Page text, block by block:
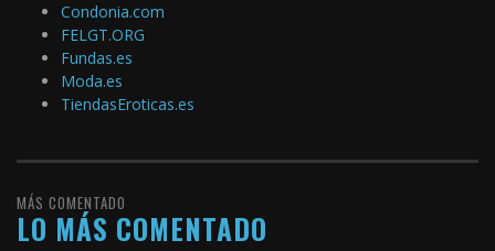
Condonia.com
FELGT.ORG
Fundas.es
Moda.es
TiendasEroticas.es
MÁS COMENTADO
LO MÁS COMENTADO